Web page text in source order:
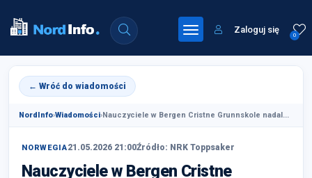
0
Zaloguj się
← Wróć do wiadomości
NordInfo›Wiadomości›Nauczyciele w Bergen Cristne Grunnskole nadal...
NORWEGIA21.05.2026 21:00Źródło: NRK Toppsaker
Nauczyciele w Bergen Cristne